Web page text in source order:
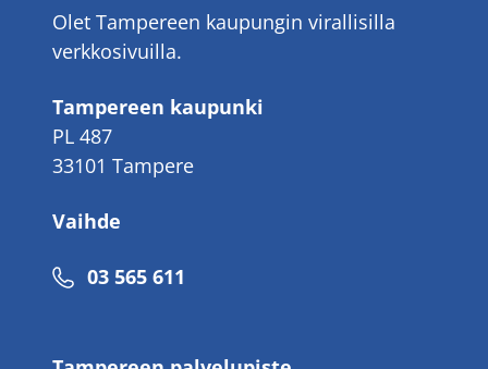
Olet Tampereen kaupungin virallisilla
verkkosivuilla.
Tampereen kaupunki
PL 487
33101 Tampere
Vaihde
Puhelinnumero
03 565 611